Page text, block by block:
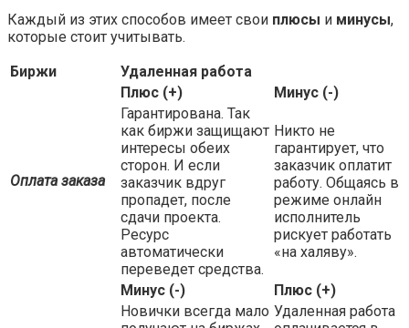
Каждый из этих способов имеет свои плюсы и минусы,
которые стоит учитывать.
Биржи
Удаленная работа
Оплата заказа
Плюс (+)
Минус (-)
Гарантирована. Так
как биржи защищают
интересы обеих
сторон. И если
заказчик вдруг
пропадет, после
сдачи проекта.
Ресурс
автоматически
переведет средства.
Никто не
гарантирует, что
заказчик оплатит
работу. Общаясь в
режиме онлайн
исполнитель
рискует работать
«на халяву».
Минус (-)
Плюс (+)
Новички всегда мало Удаленная работа